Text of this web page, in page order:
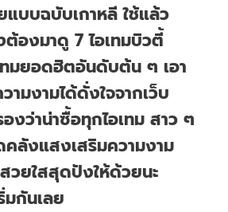
แบบฉบับเกาหลี ใช้แล้ว
องมาดู 7 ไอเทมบิวตี้
ทมยอดฮิตอันดับต้น ๆ เอา
ามงามได้ดั่งใจจากเว็บ
งว่าน่าซื้อทุกไอเทม สาว ๆ
คลังแสงเสริมความงาม
วยใสสุดปังให้ด้วยนะ
มกันเลย